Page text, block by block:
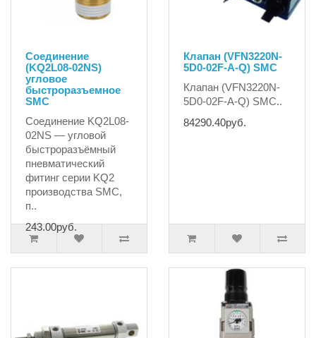
Соединение
(KQ2L08-02NS)
угловое
быстроразъемное
SMC
Соединение KQ2L08-
02NS — угловой
быстроразъёмный
пневматический
фитинг серии KQ2
производства SMC,
п..
243.00руб.
Клапан (VFN3220N-
5D0-02F-A-Q) SMC
Клапан (VFN3220N-
5D0-02F-A-Q) SMC..
84290.40руб.